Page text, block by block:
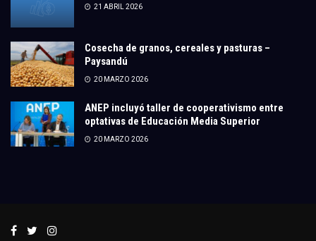
21 ABRIL 2026
Cosecha de granos, cereales y pasturas –
Paysandú
20 MARZO 2026
ANEP incluyó taller de cooperativismo entre
optativas de Educación Media Superior
20 MARZO 2026